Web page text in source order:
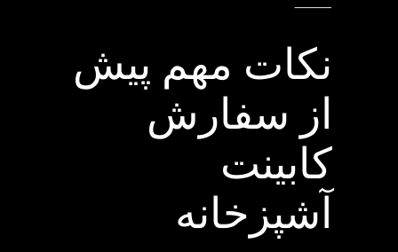
⸻
نکات مهم پیش
از سفارش
کابینت
آشپزخانه